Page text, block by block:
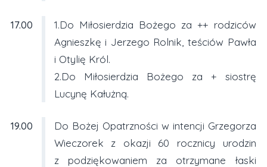
17.00
1.Do Miłosierdzia Bożego za ++ rodziców
Agnieszkę i Jerzego Rolnik, teściów Pawła
i Otylię Król.
2.Do Miłosierdzia Bożego za + siostrę
Lucynę Kałużną.
19.00
Do Bożej Opatrzności w intencji Grzegorza
Wieczorek z okazji 60 rocznicy urodzin
z podziękowaniem za otrzymane łaski